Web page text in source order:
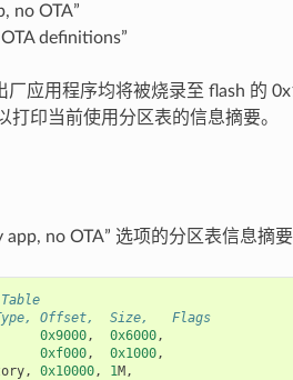
no OTA”
definitions”
厂应用程序均将被烧录至 flash 的
打印当前使用分区表的信息摘要。
app, no OTA” 选项的分区表信息摘
Offset,  Size,   Flags
0x9000, 0x6000,
0xf000, 0x1000,
, 0x10000, 1M,